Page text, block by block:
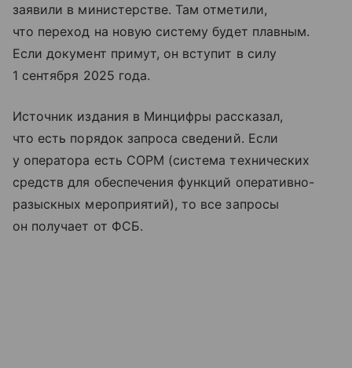
заявили в министерстве. Там отметили,
что переход на новую систему будет плавным.
Если документ примут, он вступит в силу
1 сентября 2025 года.
Источник издания в Минцифры рассказал,
что есть порядок запроса сведений. Если
у оператора есть СОРМ (система технических
средств для обеспечения функций оперативно-
разыскных мероприятий), то все запросы
он получает от ФСБ.